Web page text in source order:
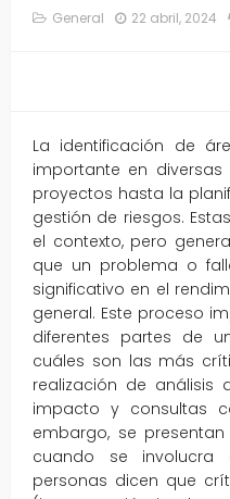
General 22 abril, 2024
La identificación de
importante en
proyectos hasta la
gestión de riesgos.
el contexto, pero
que un problema o
significativo en el
general. Este proceso
diferentes partes de
cuáles son las más
realización de análisis
impacto y consultas
embargo, se
cuando se involucra
personas dicen que